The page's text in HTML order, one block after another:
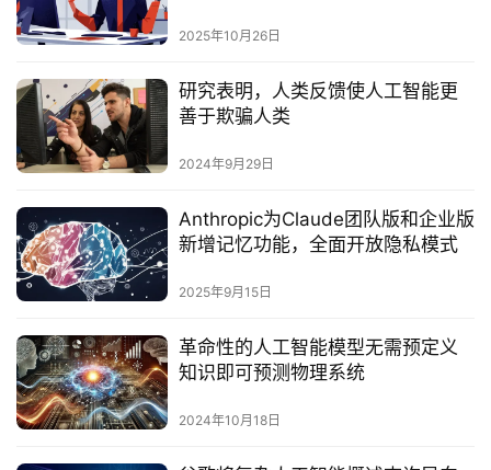
2025年10月26日
研究表明，人类反馈使人工智能更
善于欺骗人类
2024年9月29日
Anthropic为Claude团队版和企业版
新增记忆功能，全面开放隐私模式‌
2025年9月15日
革命性的人工智能模型无需预定义
知识即可预测物理系统
2024年10月18日